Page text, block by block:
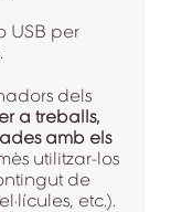
USB per
dels
a treballs,
amb els
utilitzar-los
de
etc.).